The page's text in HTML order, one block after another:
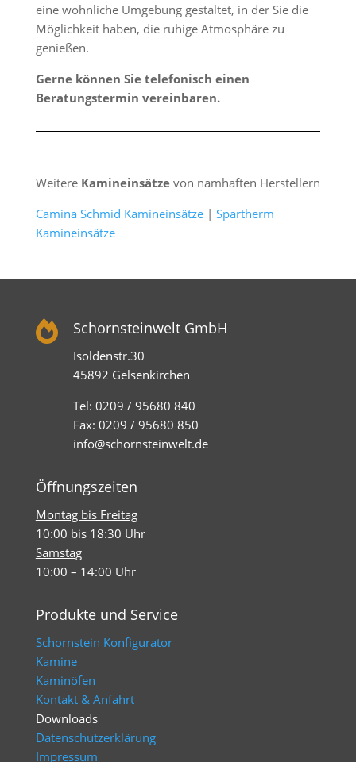
eine wohnliche Umgebung gestaltet, in der Sie die
Möglichkeit haben, die ruhige Atmosphäre zu
genießen.
Gerne können Sie telefonisch einen
Beratungstermin vereinbaren.
Weitere Kamineinsätzevon namhaften Herstellern
Camina Schmid Kamineinsätze| Spartherm
Kamineinsätze
 Schornsteinwelt GmbH
Isoldenstr.30
45892 Gelsenkirchen
Tel: 0209 / 95680 840
Fax: 0209 / 95680 850
info@schornsteinwelt.de
Öffnungszeiten
Montag bis Freitag
10:00 bis 18:30 Uhr
Samstag
10:00 – 14:00 Uhr
Produkte und Service
Schornstein Konfigurator
Kamine
Kaminöfen
Kontakt & Anfahrt
Downloads
Datenschutzerklärung
Impressum